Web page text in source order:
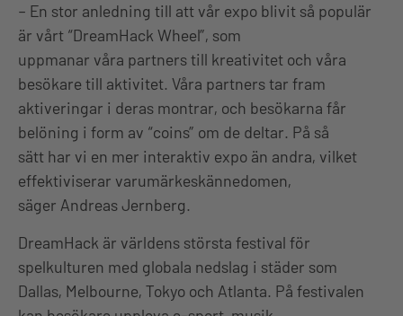
– En stor anledning till att vår expo blivit så populär
är vårt “DreamHack Wheel”, som
uppmanar våra partners till kreativitet och våra
besökare till aktivitet. Våra partners tar fram
aktiveringar i deras montrar, och besökarna får
belöning i form av “coins” om de deltar. På så
sätt har vi en mer interaktiv expo än andra, vilket
effektiviserar varumärkeskännedomen,
säger Andreas Jernberg.
DreamHack är världens största festival för
spelkulturen med globala nedslag i städer som
Dallas, Melbourne, Tokyo och Atlanta. På festivalen